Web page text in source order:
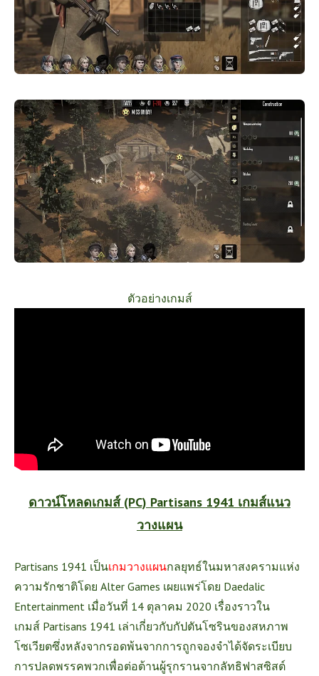
ตัวอย่างเกมส์
ดาวน์โหลดเกมส์ (PC) Partisans 1941 เกมส์แนว
วางแผน
Partisans 1941 เป็นเกมวางแผนกลยุทธ์ในมหาสงครามแห่ง
ความรักชาติโดย Alter Games เผยแพร่โดย Daedalic
Entertainment เมื่อวันที่ 14 ตุลาคม 2020 เรื่องราวใน
เกมส์ Partisans 1941 เล่าเกี่ยวกับกัปตันโซรินของสหภาพ
โซเวียตซึ่งหลังจากรอดพ้นจากการถูกจองจำได้จัดระเบียบ
การปลดพรรคพวกเพื่อต่อต้านผู้รุกรานจากลัทธิฟาสซิสต์